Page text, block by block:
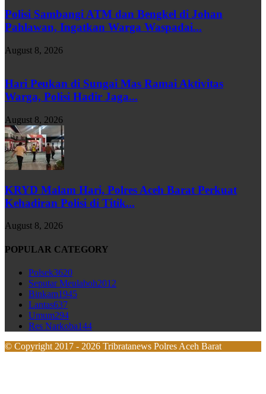
Polisi Sambangi ATM dan Bengkel di Johan
Pahlawan, Ingatkan Warga Waspadai...
August 8, 2026
Hari Peukan di Sungai Mas Ramai Aktivitas
Warga, Polisi Hadir Jaga...
August 8, 2026
KRYD Malam Hari, Polres Aceh Barat Perkuat
Kehadiran Polisi di Titik...
August 8, 2026
POPULAR CATEGORY
Polsek3620
Seputar Meulaboh2012
Binkam1945
Lantas637
Umum294
Res Narkoba144
© Copyright 2017 - 2026 Tribratanews Polres Aceh Barat